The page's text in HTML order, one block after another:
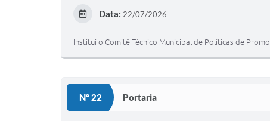
Data: 22/07/2026
Institui o Comitê Técnico Municipal de Políticas de
Nº 22 Portaria